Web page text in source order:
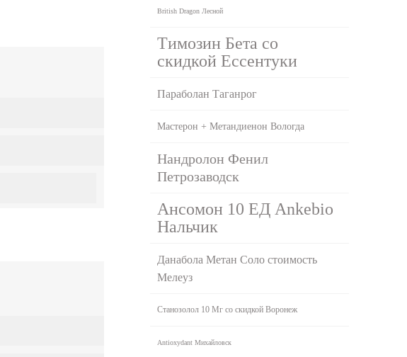
British Dragon Лесной
Tимозин Бета со
скидкой Ессентуки
Параболан Таганрог
Мастерон + Метандиенон Вологда
Нандролон Фенил
Петрозаводск
Ансомон 10 ЕД Ankebio
Нальчик
Данабола Метан Соло стоимость
Мелеуз
Станозолол 10 Мг со скидкой Воронеж
Antioxydant Михайловск